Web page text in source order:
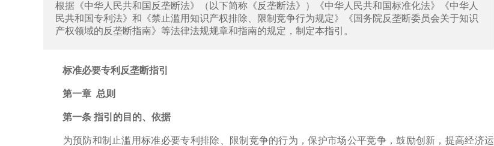
根据《中华人民共和国反垄断法》（以下简称《反垄断法》）《中华人民共和国标准化法》《中华人
民共和国专利法》和《禁止滥用知识产权排除、限制竞争行为规定》《国务院反垄断委员会关于知识
产权领域的反垄断指南》等法律法规规章和指南的规定，制定本指引。
标准必要专利反垄断指引
第一章 总则
第一条 指引的目的、依据
为预防和制止滥用标准必要专利排除、限制竞争的行为，保护市场公平竞争，鼓励创新，提高经济运